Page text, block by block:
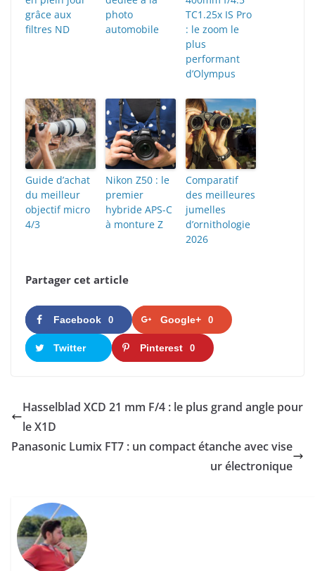
grâce aux
filtres ND
photo
automobile
TC1.25x IS Pro
: le zoom le
plus
performant
d’Olympus
Guide d’achat
du meilleur
objectif micro
4/3
Nikon Z50 : le
premier
hybride APS-C
à monture Z
Comparatif
des meilleures
jumelles
d’ornithologie
2026
Partager cet article
Facebook 0 Google+ 0
Twitter Pinterest 0
Hasselblad XCD 21 mm F/4 : le plus grand angle pour
le X1D
Panasonic Lumix FT7 : un compact étanche avec vise
ur électronique